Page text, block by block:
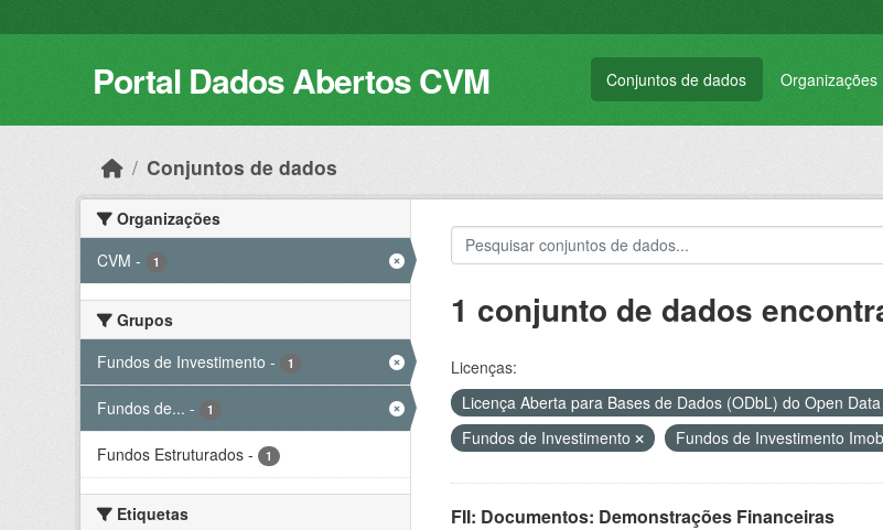
Portal Dados Abertos CVM Conjuntos de dados Organizações
Conjuntos de dados
Organizações
CVM - 1
Grupos
Fundos de Investimento - 1
Fundos de... - 1
Fundos Estruturados - 1
Etiquetas
1 conjunto de dados
Licenças:
Licença Aberta para Bases de Dados (ODbL) do Open
Fundos de Investimento
Fundos de Investimento
FII: Documentos: Demonstrações Financeiras